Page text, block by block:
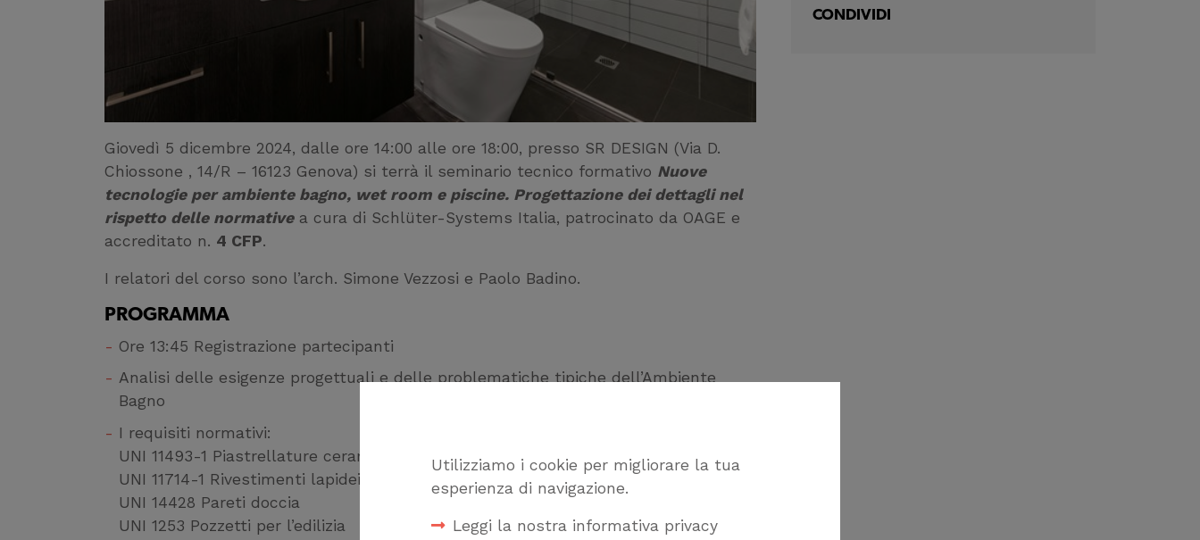
Utilizziamo i cookie per migliorare la tua
esperienza di navigazione.
Leggi la nostra informativa privacy
Giovedì 5 dicembre 2024, dalle ore 14:00 alle ore 18:00, presso SR DESIGN (Via D.
Chiossone , 14/R – 16123 Genova) si terrà il seminario tecnico formativo Nuove
tecnologie per ambiente bagno, wet room e piscine. Progettazione dei dettagli nel
rispetto delle normativea cura di Schlüter-Systems Italia, patrocinato da OAGE e
accreditato n. 4 CFP.
I relatori del corso sono l’arch. Simone Vezzosi e Paolo Badino.
PROGRAMMA
Ore 13:45 Registrazione partecipanti
Analisi delle esigenze progettuali e delle problematiche tipiche dell’Ambiente
Bagno
I requisiti normativi:
UNI 11493-1 Piastrellature ceramiche
UNI 11714-1 Rivestimenti lapidei
UNI 14428 Pareti doccia
UNI 1253 Pozzetti per l’edilizia
CONDIVIDI